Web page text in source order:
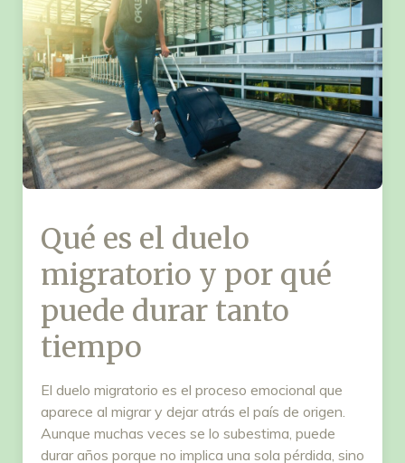
Qué es el duelo
migratorio y por qué
puede durar tanto
tiempo
El duelo migratorio es el proceso emocional que
aparece al migrar y dejar atrás el país de origen.
Aunque muchas veces se lo subestima, puede
durar años porque no implica una sola pérdida, sino